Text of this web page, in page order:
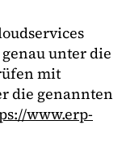
unter die
mit
die genannten
www.erp-